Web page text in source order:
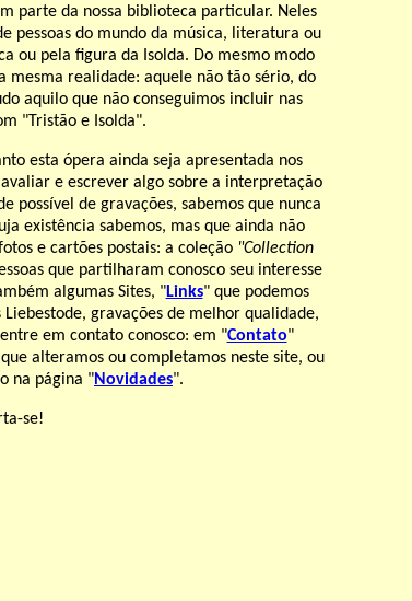
parte da nossa biblioteca particular. Neles
pessoas do mundo da música, literatura ou
ou pela figura da Isolda. Do mesmo modo
realidade: aquele não tão sério, do
aquilo que não conseguimos incluir nas
"Tristão e Isolda".
esta ópera ainda seja apresentada nos
e escrever algo sobre a interpretação
de gravações, sabemos que nunca
existência sabemos, mas que ainda não
e cartões postais: a coleção "Collection
que partilharam conosco seu interesse
algumas Sites, "Links" que podemos
gravações de melhor qualidade,
em contato conosco: em "Contato"
alteramos ou completamos neste site, ou
na página "Novidades".
se!